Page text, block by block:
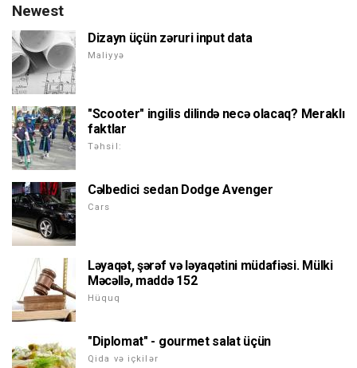
Newest
Dizayn üçün zəruri input data
Maliyyə
"Scooter" ingilis dilində necə olacaq? Meraklı
faktlar
Təhsil:
Cəlbedici sedan Dodge Avenger
Cars
Ləyaqət, şərəf və ləyaqətini müdafiəsi. Mülki
Məcəllə, maddə 152
Hüquq
"Diplomat" - gourmet salat üçün
Qida və içkilər